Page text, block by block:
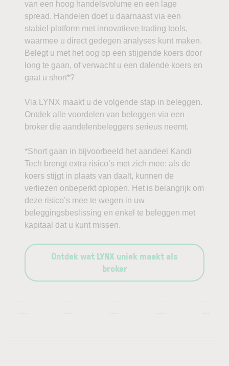
van een hoog handelsvolume en een lage
spread. Handelen doet u daarnaast via een
stabiel platform met innovatieve trading tools,
waarmee u direct gedegen analyses kunt maken.
Belegt u met het oog op een stijgende koers door
long te gaan, of verwacht u een dalende koers en
gaat u short*?
Via LYNX maakt u de volgende stap in beleggen.
Ontdek alle voordelen van beleggen via een
broker die aandelenbeleggers serieus neemt.
*Short gaan in bijvoorbeeld het aandeel Kandi
Tech brengt extra risico’s met zich mee: als de
koers stijgt in plaats van daalt, kunnen de
verliezen onbeperkt oplopen. Het is belangrijk om
deze risico’s mee te wegen in uw
beleggingsbeslissing en enkel te beleggen met
kapitaal dat u kunt missen.
Ontdek wat LYNX uniek maakt als
broker